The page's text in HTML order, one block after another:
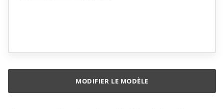
MODIFIER LE MODÈLE